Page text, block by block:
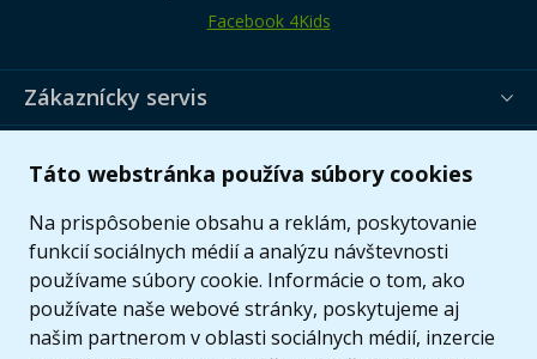
Táto webstránka používa súbory cookies
Na prispôsobenie obsahu a reklám, poskytovanie
funkcií sociálnych médií a analýzu návštevnosti
používame súbory cookie. Informácie o tom, ako
používate naše webové stránky, poskytujeme aj
našim partnerom v oblasti sociálnych médií, inzercie
Facebook 4Kids
Zákaznícky servis